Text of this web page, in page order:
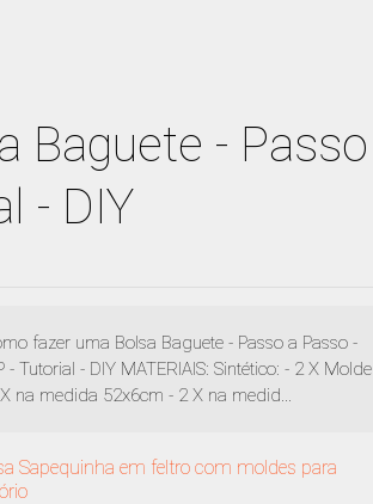
Baguete - Passo
- DIY
fazer uma Bolsa Baguete - Passo a Passo -
- Tutorial - DIY MATERIAIS: Sintético: - 2 X Molde
na medida 52x6cm - 2 X na medid...
Sapequinha em feltro com moldes para